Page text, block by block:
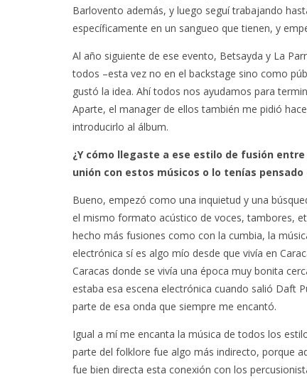
Barlovento además, y luego seguí trabajando
específicamente en un sangueo que tienen, y
Al año siguiente de ese evento, Betsayda y La
todos –esta vez no en el backstage sino como
gustó la idea. Ahí todos nos ayudamos para
Aparte, el manager de ellos también me pidió
introducirlo al álbum.
¿Y cómo llegaste a ese estilo de fusión
unión con estos músicos o lo tenías pensado
Bueno, empezó como una inquietud y una
el mismo formato acústico de voces, tambores,
hecho más fusiones como con la cumbia, la
electrónica sí es algo mío desde que vivía en
Caracas donde se vivía una época muy bonita
estaba esa escena electrónica cuando salió Daft
parte de esa onda que siempre me encantó.
Igual a mí me encanta la música de todos los
parte del folklore fue algo más indirecto, porque
fue bien directa esta conexión con los
ENCIENDEN EL VERANO CON
NOWZ
5